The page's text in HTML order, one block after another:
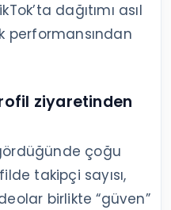
dağıtımı asıl
performansından
ziyaretinden
çoğu
takipçi sayısı,
birlikte “güven”